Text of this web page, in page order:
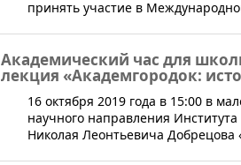
принять участие в
Академический час для
лекция «Академгородок:
​​16 октября 2019 года в 15:00 в
научного направления
Николая Леонтьевича Добрецова